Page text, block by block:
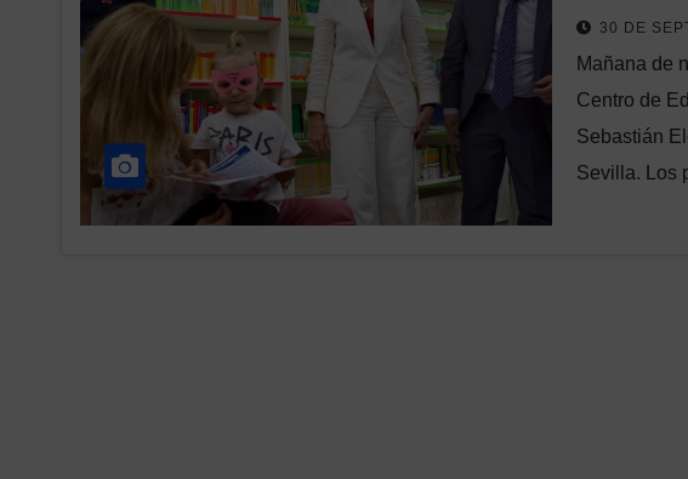
en30 DE
Mañana de
Centro de
Sebastián
Sevilla. Los